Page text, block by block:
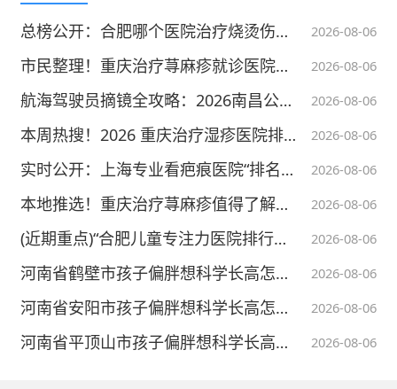
2026-08-06
总榜公开：合肥哪个医院治疗烧烫伤好“今日一览”合肥治疗烧烫伤医院哪家口碑好
2026-08-06
市民整理！重庆治疗荨麻疹就诊医院汇总
2026-08-06
航海驾驶员摘镜全攻略：2026南昌公立/ 三级专科眼科对比 + 适配航海术式解析
2026-08-06
本周热搜！2026 重庆治疗湿疹医院排名一览
2026-08-06
实时公开：上海专业看疤痕医院“排名展现”上海疤痕哪家机构好
2026-08-06
本地推选！重庆治疗荨麻疹值得了解的5家医院
2026-08-06
(近期重点)“合肥儿童专注力医院排行榜”今日排名公布(合肥天使儿童医院)
2026-08-06
河南省鹤壁市孩子偏胖想科学长高怎么办？中西医怎么帮｜郑州绿城儿童医院生长发育科
2026-08-06
河南省安阳市孩子偏胖想科学长高怎么办？家长必看｜郑州绿城儿童医院生长发育科
2026-08-06
河南省平顶山市孩子偏胖想科学长高怎么办？检查有必要吗｜郑州绿城儿童医院生长发育科